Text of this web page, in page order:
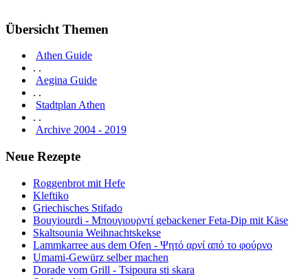
Übersicht Themen
Athen Guide
. .
Aegina Guide
. .
Stadtplan Athen
. .
Archive 2004 - 2019
Neue Rezepte
Roggenbrot mit Hefe
Kleftiko
Griechisches Stifado
Bouyiourdi - Μπουγιουρντί gebackener Feta-Dip mit Käse
Skaltsounia Weihnachtskekse
Lammkarree aus dem Ofen - Ψητό αρνί από το φούρνο
Umami-Gewürz selber machen
Dorade vom Grill - Tsipoura sti skara